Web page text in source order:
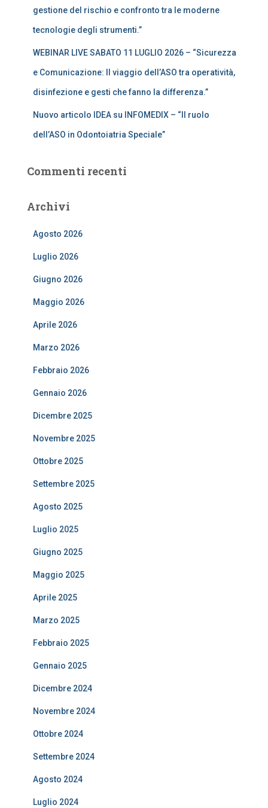
gestione del rischio e confronto tra le moderne
tecnologie degli strumenti.”
WEBINAR LIVE SABATO 11 LUGLIO 2026 – “Sicurezza
e Comunicazione: Il viaggio dell’ASO tra operatività,
disinfezione e gesti che fanno la differenza.”
Nuovo articolo IDEA su INFOMEDIX – “Il ruolo
dell’ASO in Odontoiatria Speciale”
Commenti recenti
Archivi
Agosto 2026
Luglio 2026
Giugno 2026
Maggio 2026
Aprile 2026
Marzo 2026
Febbraio 2026
Gennaio 2026
Dicembre 2025
Novembre 2025
Ottobre 2025
Settembre 2025
Agosto 2025
Luglio 2025
Giugno 2025
Maggio 2025
Aprile 2025
Marzo 2025
Febbraio 2025
Gennaio 2025
Dicembre 2024
Novembre 2024
Ottobre 2024
Settembre 2024
Agosto 2024
Luglio 2024